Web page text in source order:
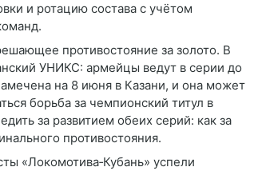
и ротацию состава с учётом
противостояние за золото. В
УНИКС: армейцы ведут в серии до
на 8 июня в Казани, и она может
борьба за чемпионский титул в
за развитием обеих серий: как за
противостояния.
«Локомотива‑Кубань» успели